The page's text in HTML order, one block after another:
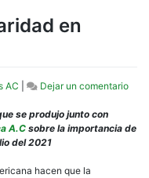
en
AC Dejar un comentarioen
la
se produjo junto con
A.C sobre la importancia de
del 2021
hacen que la